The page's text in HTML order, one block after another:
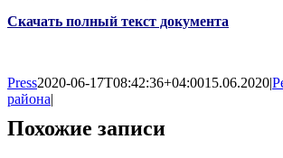
Скачать полный текст документа
Press2020-06-17T08:42:36+04:0015.06.2020|
района|
Похожие записи